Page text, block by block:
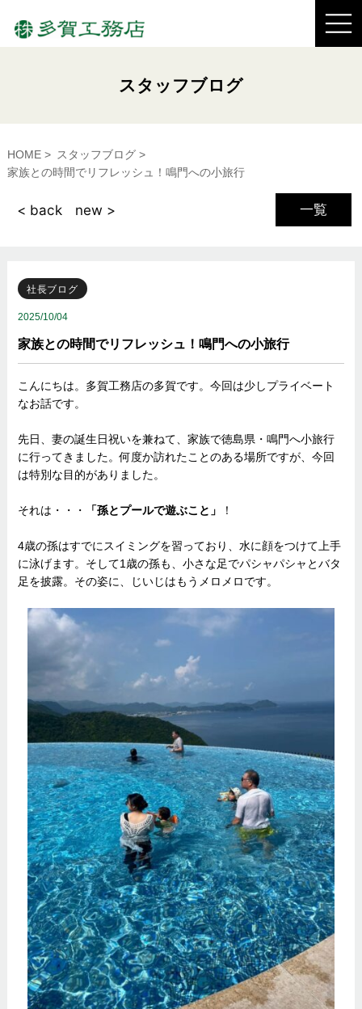
スタッフブログ
HOME
スタッフブログ
家族との時間でリフレッシュ！鳴門への小旅行
< back new > 一覧
社長ブログ
2025/10/04
家族との時間でリフレッシュ！鳴門への小旅行
こんにちは。多賀工務店の多賀です。今回は少しプライベート
なお話です。
先日、妻の誕生日祝いを兼ねて、家族で徳島県・鳴門へ小旅行
に行ってきました。何度か訪れたことのある場所ですが、今回
は特別な目的がありました。
それは・・・ 「孫とプールで遊ぶこと」 ！
4歳の孫はすでにスイミングを習っており、水に顔をつけて上手
に泳げます。そして1歳の孫も、小さな足でパシャパシャとバタ
足を披露。その姿に、じいじはもうメロメロです。